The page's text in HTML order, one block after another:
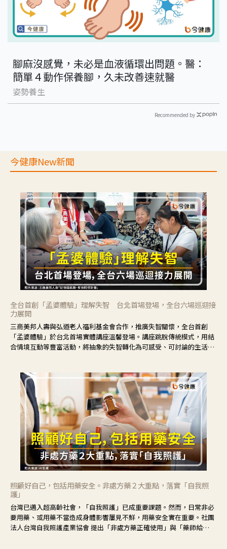
腳麻沒感覺，未必是血液循環出問題。醫：
簡單４動作保養腳，久未改善速就醫
姿勢養生
Recommended by
今健康New新聞
全台首創「孟婆體驗」理解失智 台北首場登場，全台六場巡迴接
力展開
三商美邦人壽與弘道老人福利基金會合作，推廣失智關懷，全台首創
「孟婆體驗」於台北首場實體講座溫馨登場。講座跳脫傳統模式，用結
合情境互動等豐富活動，將抽象的失智轉化為可感受、可討論的生活情
照顧好自己，包括用藥安全。非處方藥２大重點，落實「自我照
護」
台灣已邁入超高齡社會，「自我照護」已成重要課題。然而，日常非必
要用藥、或用藥不當造成身體影響屢見不鮮，用藥安全實在重要。社團
法人台灣自我照護產業協會 提出「非處方藥正確使用」與「藥師給